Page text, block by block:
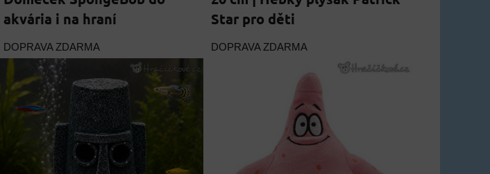
akvária i na hraní
DOPRAVA ZDARMA
Star pro děti
DOPRAVA ZDARMA